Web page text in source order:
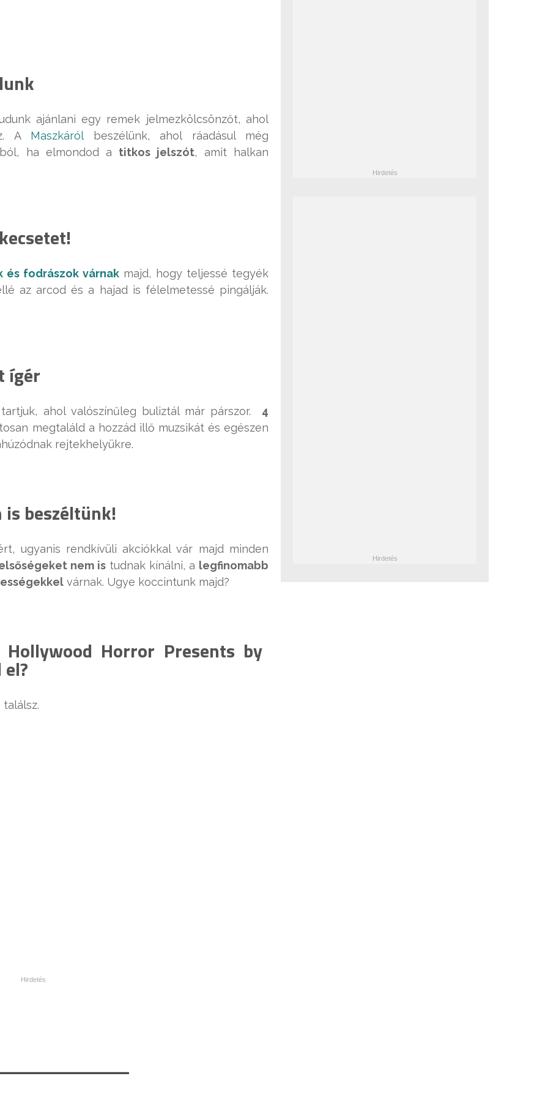
ajánlani egy remek jelmezkölcsönzőt, ahol
A Maszkáról
beszélünk, ahol ráadásul még
ha elmondod a titkos jelszót, amit halkan
és fodrászok várnak majd, hogy teljessé tegyék
az arcod és a hajad is félelmetessé pingálják.
ígér
ahol valószínűleg buliztál már párszor. 4
megtaláld a hozzád illő muzsikát és egészen
rejtekhelyükre.
is beszéltünk!
ugyanis rendkívüli akciókkal vár majd minden
nem is tudnak kínálni, a legfinomabb
várnak. Ugye koccintunk majd?
Horror Presents by
találsz.